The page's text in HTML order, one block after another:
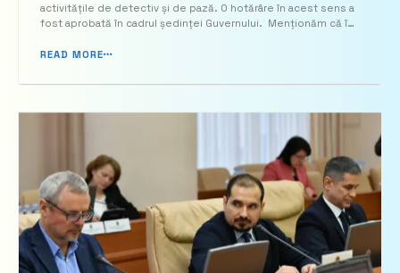
activitățile de detectiv și de pază. O hotărâre în acest sens a
fost aprobată în cadrul ședinței Guvernului. Menționăm că în
particulară a persoanelor condamnate pentru com...
READ MORE